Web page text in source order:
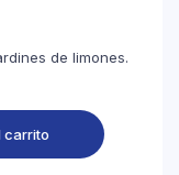
de limones.
carrito